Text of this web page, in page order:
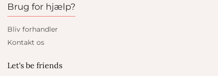
Brug for hjælp?
Bliv forhandler
Kontakt os
Let's be friends